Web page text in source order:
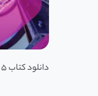
دانلود کتاب 5 unlock 3rd ls